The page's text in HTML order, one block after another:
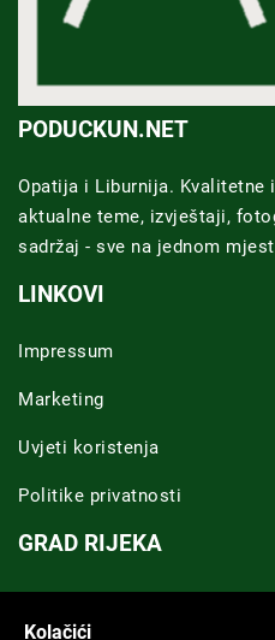
PODUCKUN.NET
Opatija i Liburnija. Kvalitetne
aktualne teme, izvještaji,
sadržaj - sve na jednom
LINKOVI
Impressum
Marketing
Uvjeti koristenja
Politike privatnosti
GRAD RIJEKA
Kolačići